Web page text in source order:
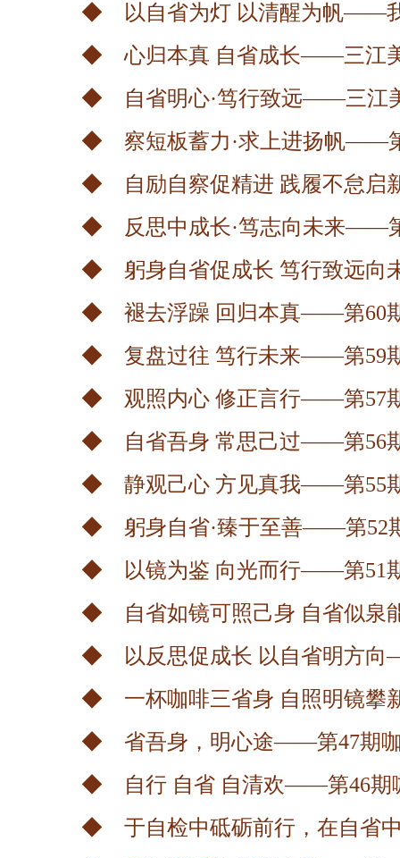
◆ 以自省为灯 以清醒为帆——我
◆ 心归本真 自省成长——三江美
◆ 自省明心·笃行致远——三江
◆ 察短板蓄力·求上进扬帆——
◆ 自励自察促精进 践履不怠启
◆ 反思中成长·笃志向未来——
◆ 躬身自省促成长 笃行致远向
◆ 褪去浮躁 回归本真——第60
◆ 复盘过往 笃行未来——第59
◆ 观照内心 修正言行——第57
◆ 自省吾身 常思己过——第56
◆ 静观己心 方见真我——第55
◆ 躬身自省·臻于至善——第52
◆ 以镜为鉴 向光而行——第51
◆ 自省如镜可照己身 自省似泉
◆ 以反思促成长 以自省明方向
◆ 一杯咖啡三省身 自照明镜攀
◆ 省吾身，明心途——第47期咖
◆ 自行 自省 自清欢——第46期
◆ 于自检中砥砺前行，在自省